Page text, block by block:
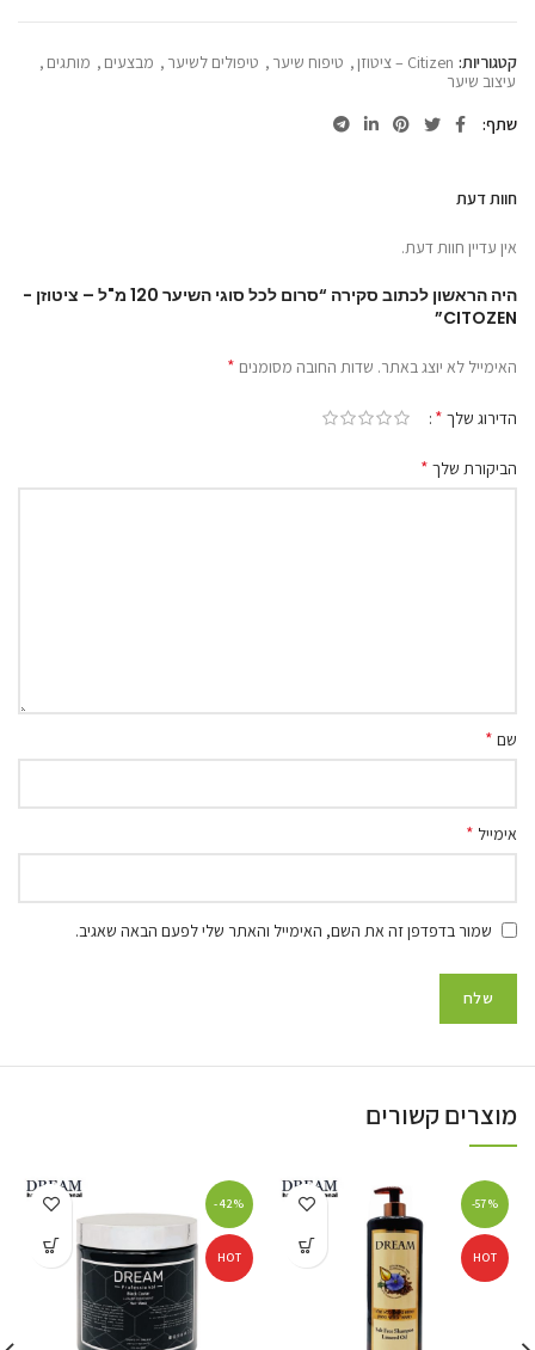
קטגוריות: Citizen – ציטוזן , טיפוח שיער , טיפולים לשיער , מבצעים , מותגים ,
עיצוב שיער
שתף
חוות דעת
אין עדיין חוות דעת.
היה הראשון לכתוב סקירה “סרום לכל סוגי השיער 120 מ"ל – ציטוזן -
CITOZEN”
האימייל לא יוצג באתר. שדות החובה מסומנים *
הדירוג שלך *
הביקורת שלך *
שם *
אימייל *
שמור בדפדפן זה את השם, האימייל והאתר שלי לפעם הבאה שאגיב.
מוצרים קשורים
-57%
HOT
-42%
HOT